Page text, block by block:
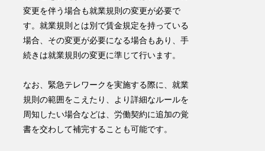
変更を伴う場合も就業規則の変更が必要で
す。就業規則とは別で賃金規定を持っている
場合、その変更が必要になる場合もあり、手
続きは就業規則の変更に準じて行います。
なお、緊急テレワークを実施する際に、就業
規則の範囲をこえたり、より詳細なルールを
周知したい場合などは、労働契約に追加の覚
書を交わして補完することも可能です。